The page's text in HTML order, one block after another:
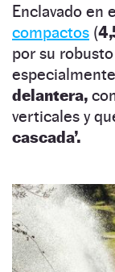
Enclavado en
compactos (
por su
delantera,
verticales y
cascada’.